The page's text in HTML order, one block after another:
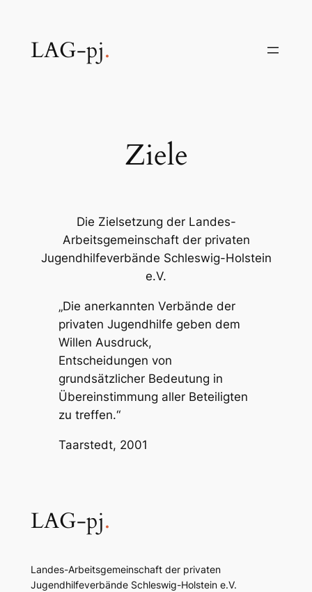
springen
LAG-pj.
Ziele
Die Zielsetzung der Landes-
Arbeitsgemeinschaft der privaten
Jugendhilfeverbände Schleswig-Holstein
e.V.
„Die anerkannten Verbände der
privaten Jugendhilfe geben dem
Willen Ausdruck,
Entscheidungen von
grundsätzlicher Bedeutung in
Übereinstimmung aller Beteiligten
zu treffen.“
Taarstedt, 2001
LAG-pj.
Landes-Arbeitsgemeinschaft der privaten
Jugendhilfeverbände Schleswig-Holstein e.V.